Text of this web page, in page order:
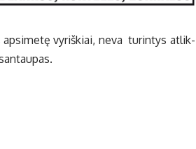
ap­si­me­tę vy­riš­kiai, ne­va tu­rin­tys at­lik­